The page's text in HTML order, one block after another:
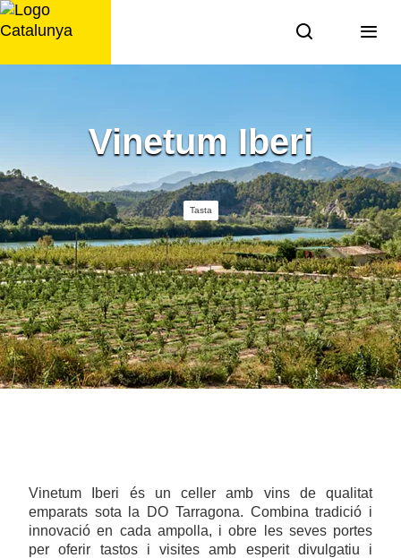
Saltar
al
Vinetum Iberi
Tasta
Vinetum Iberi és un celler amb vins de qualitat
emparats sota la DO Tarragona. Combina tradició i
innovació en cada ampolla, i obre les seves portes
per oferir tastos i visites amb esperit divulgatiu i